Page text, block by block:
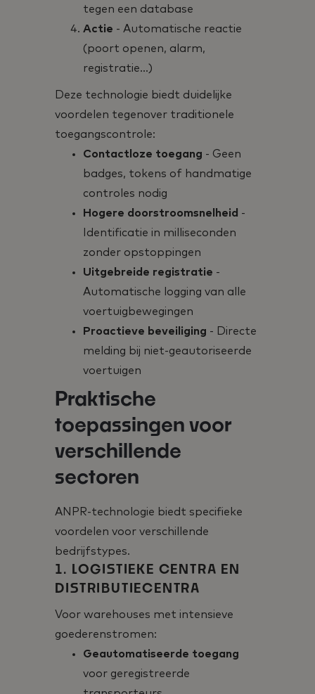
tegen een database
Actie - Automatische reactie
(poort openen, alarm,
registratie...)
Deze technologie biedt duidelijke
voordelen tegenover traditionele
toegangscontrole:
Contactloze toegang - Geen
badges, tokens of handmatige
controles nodig
Hogere doorstroomsnelheid -
Identificatie in milliseconden
zonder opstoppingen
Uitgebreide registratie -
Automatische logging van alle
voertuigbewegingen
Proactieve beveiliging - Directe
melding bij niet-geautoriseerde
voertuigen
Praktische
toepassingen voor
verschillende
sectoren
ANPR-technologie biedt specifieke
voordelen voor verschillende
bedrijfstypes.
1. LOGISTIEKE CENTRA EN
DISTRIBUTIECENTRA
Voor warehouses met intensieve
goederenstromen:
Geautomatiseerde toegang
voor geregistreerde